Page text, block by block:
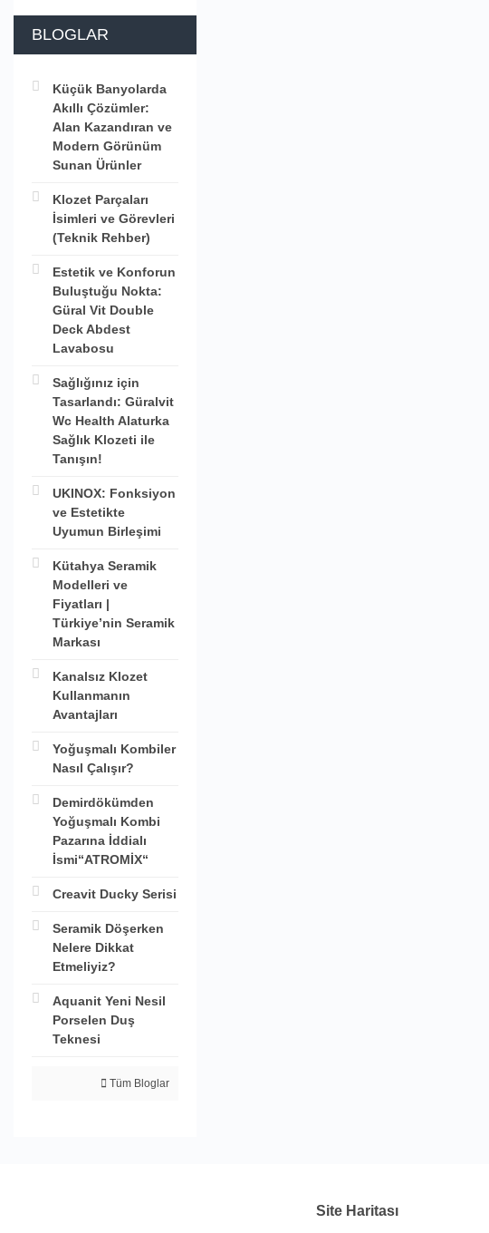
BLOGLAR
Küçük Banyolarda
Akıllı Çözümler:
Alan Kazandıran ve
Modern Görünüm
Sunan Ürünler
Klozet Parçaları
İsimleri ve Görevleri
(Teknik Rehber)
Estetik ve Konforun
Buluştuğu Nokta:
Güral Vit Double
Deck Abdest
Lavabosu
Sağlığınız için
Tasarlandı: Güralvit
Wc Health Alaturka
Sağlık Klozeti ile
Tanışın!
UKINOX: Fonksiyon
ve Estetikte
Uyumun Birleşimi
Kütahya Seramik
Modelleri ve
Fiyatları |
Türkiye’nin Seramik
Markası
Kanalsız Klozet
Kullanmanın
Avantajları
Yoğuşmalı Kombiler
Nasıl Çalışır?
Demirdökümden
Yoğuşmalı Kombi
Pazarına İddialı
İsmi“ATROMİX“
Creavit Ducky Serisi
Seramik Döşerken
Nelere Dikkat
Etmeliyiz?
Aquanit Yeni Nesil
Porselen Duş
Teknesi
Tüm Bloglar
Site Haritası